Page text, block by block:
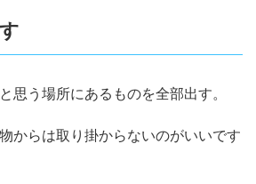
思う場所にあるものを全部出す。
からは取り掛からないのがいいです